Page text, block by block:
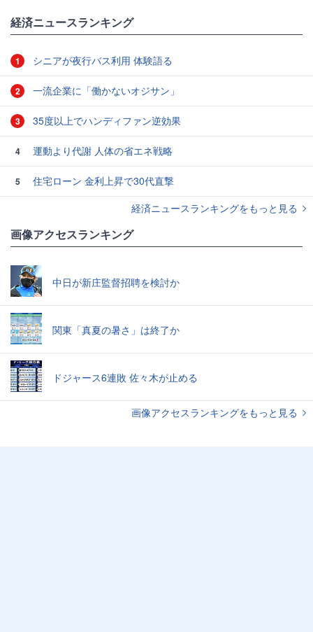
経済ニュースランキング
1 シニアが夜行バス利用 体験語る
2 一流企業に「働かないオジサン」
3 35度以上でハンディファン逆効果
4 運動より代謝 人体の省エネ戦略
5
住宅ローン 金利上昇で30代直撃
経済ニュースランキングをもっと見る
画像アクセスランキング
中日が新庄監督招聘を検討か
関東「真夏の暑さ」は終了か
ドジャース6連敗 佐々木が止める
画像アクセスランキングをもっと見る